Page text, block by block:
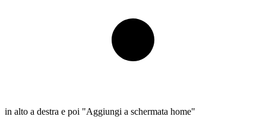
in alto a destra e poi "Aggiungi a schermata home"